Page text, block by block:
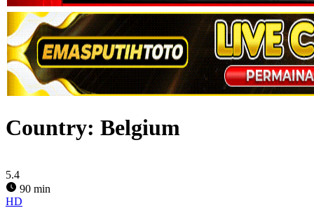
Country: Belgium
5.4
90 min
HD